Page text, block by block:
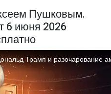
Пушковым.
6 июня 2026